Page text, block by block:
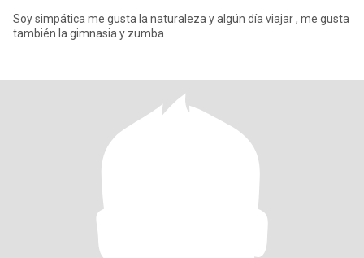
Soy simpática me gusta la naturaleza y algún día viajar , me gusta
también la gimnasia y zumba